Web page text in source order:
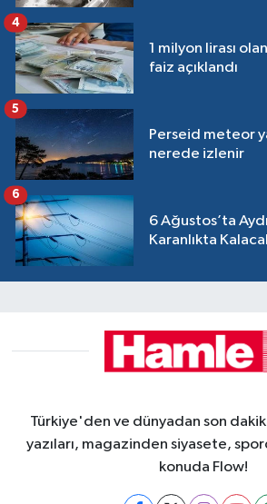
1 milyon lirası
faiz açıklandı
4
Perseid meteor
nerede izlenir
5
6 Ağustos’ta
Karanlıkta
6
Türkiye'den ve dünyadan son
yazıları, magazinden siyasete,
konuda Flow!